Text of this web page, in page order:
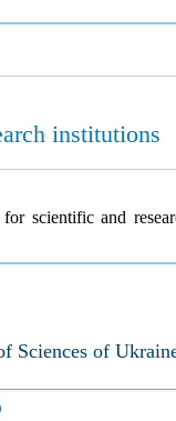
institutions
scientific and
Sciences of